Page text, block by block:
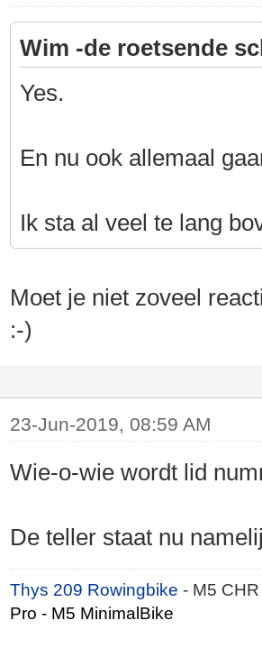
Wim -de roetsende
Yes.
En nu ook allemaal
Ik sta al veel te lang
Moet je niet zoveel
:-)
23-Jun-2019, 08:59 AM
Wie-o-wie wordt lid
De teller staat nu
Thys 209 Rowingbike- M5
Pro - M5 MinimalBike